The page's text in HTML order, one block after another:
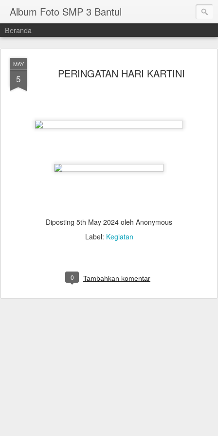
Album Foto SMP 3 Bantul
Beranda
MAY
5 PERINGATAN HARI KARTINI
Diposting 5th May 2024 oleh Anonymous
Label: Kegiatan
0 Tambahkan komentar